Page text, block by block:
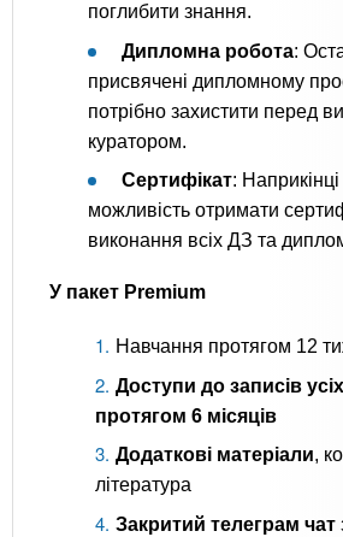
поглибити знання.
Дипломна робота:
присвячені дипломному
потрібно захистити перед
куратором.
Сертифікат:
можливість отримати
виконання всіх ДЗ та
У пакет Premium
Навчання протягом 12
Доступи до записів
протягом 6 місяців
Додаткові матеріали,
література
Закритий телеграм чат